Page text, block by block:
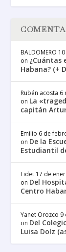
BALDOMERO
on ¿Cuántas
Habana? (+
Rubén acosta 6
on La
capitán
Emilio 6 de
on De la
Estudiantil
Lidet 17 de
on Del
Centro
Yanet Orozco 9
on Del
Luisa Dolz